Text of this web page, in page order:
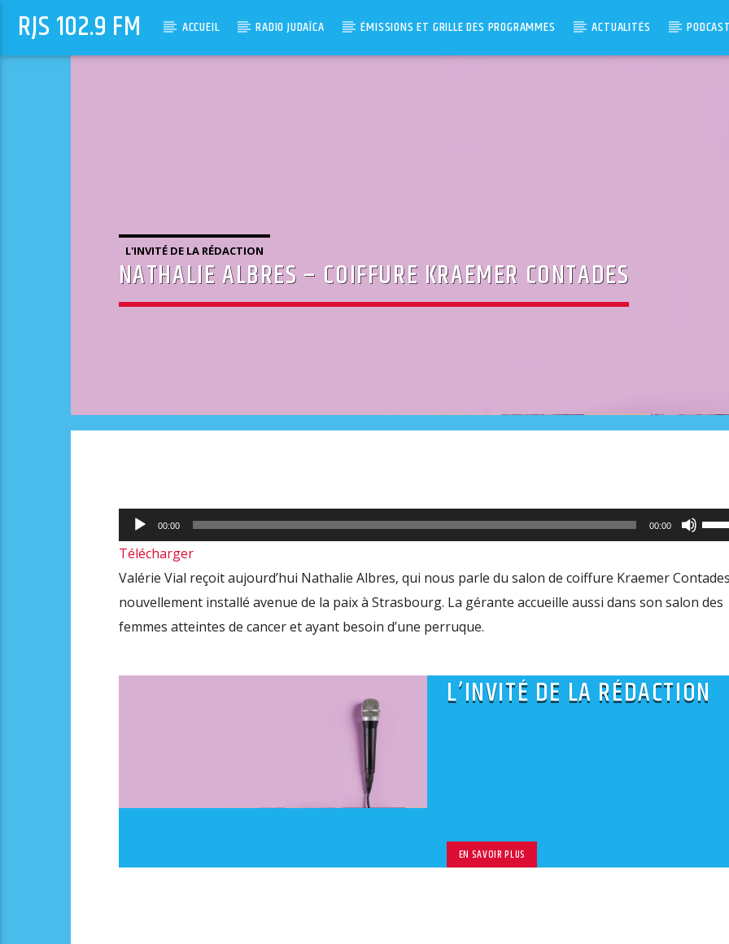
RJS 102.9 FM ACCUEIL RADIO JUDAÏCA ÉMISSIONS ET GRILLE DES PROGRAMMES ACTUALITÉS
L'INVITÉ DE LA RÉDACTION
NATHALIE ALBRES – COIFFURE KRAEMER CONTADES
Lecteur
audio
00:00 00:00
les
Télécharger
Valérie Vial reçoit aujourd’hui Nathalie Albres, qui nous parle du salon de coiffure Kraemer
nouvellement installé avenue de la paix à Strasbourg. La gérante accueille aussi dans son salon des
femmes atteintes de cancer et ayant besoin d’une perruque.
L’INVITÉ DE LA RÉDACTION
EN SAVOIR PLUS